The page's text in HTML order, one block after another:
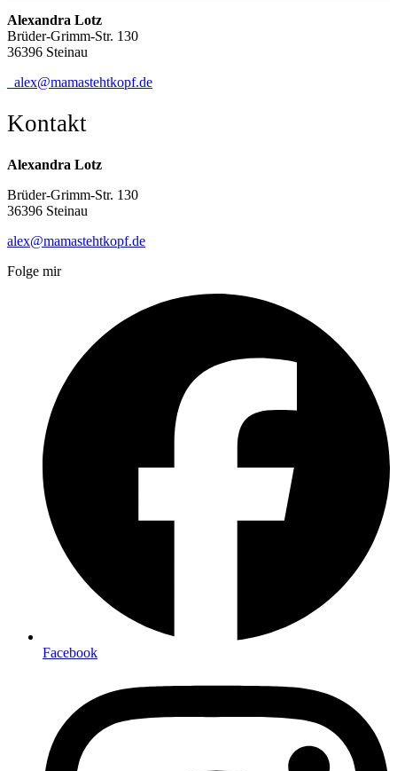
Alexandra Lotz
Brüder-Grimm-Str. 130
36396 Steinau
alex@mamastehtkopf.de
Kontakt
Alexandra Lotz
Brüder-Grimm-Str. 130
36396 Steinau
alex@mamastehtkopf.de
Folge mir
Facebook